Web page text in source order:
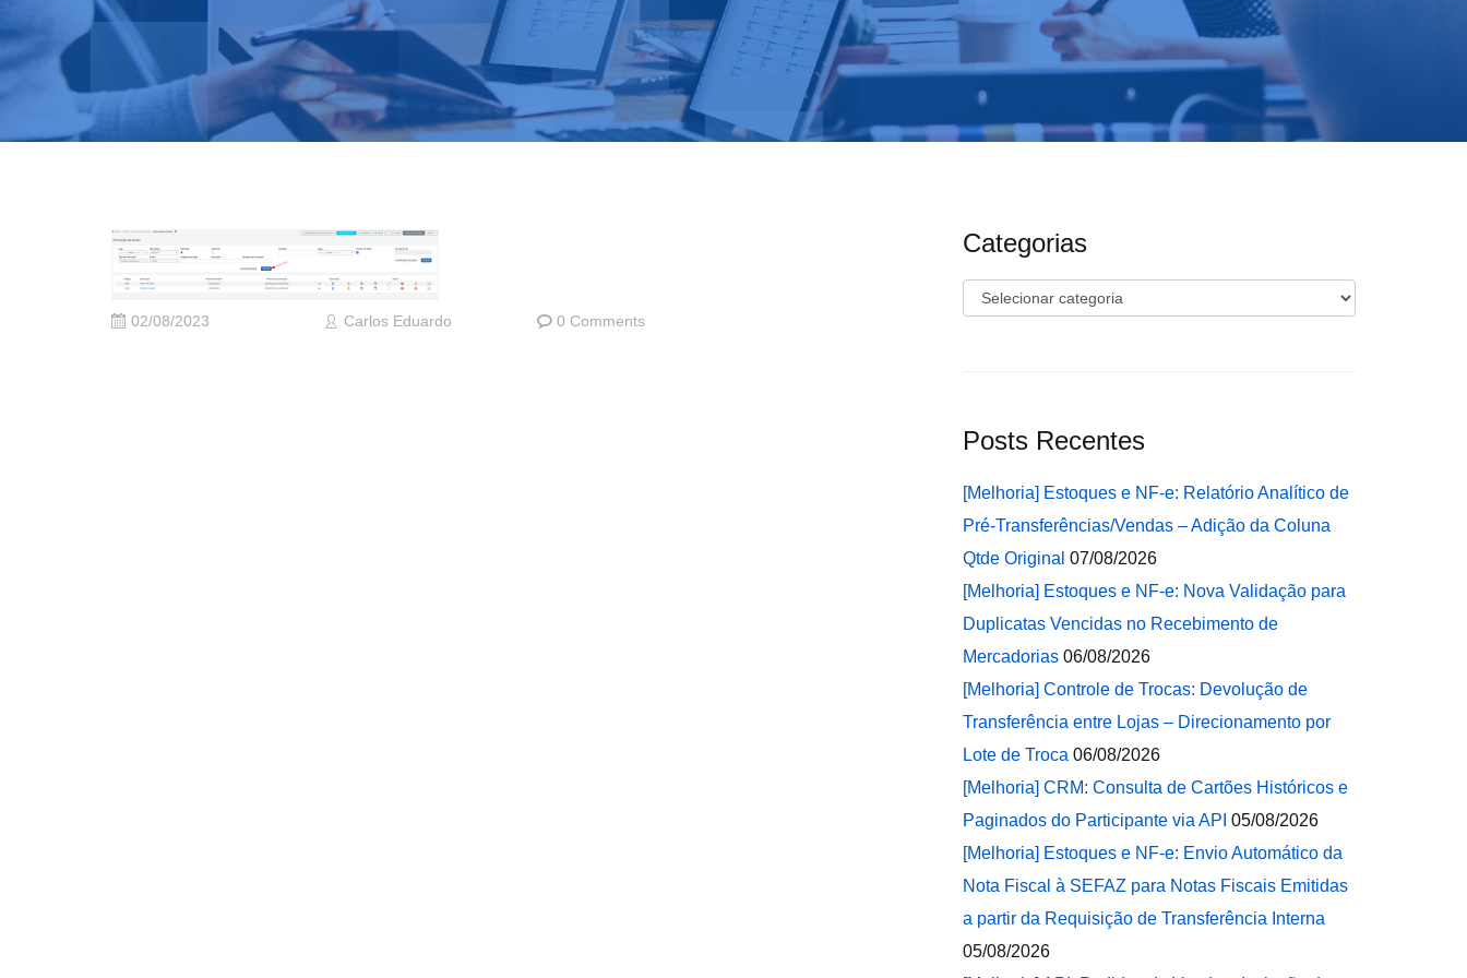
02/08/2023 Carlos Eduardo 0 Comments
Categorias
Categorias
Posts Recentes
[Melhoria] Estoques e NF-e: Relatório Analítico de
Pré-Transferências/Vendas – Adição da Coluna
Qtde Original 07/08/2026
[Melhoria] Estoques e NF-e: Nova Validação para
Duplicatas Vencidas no Recebimento de
Mercadorias 06/08/2026
[Melhoria] Controle de Trocas: Devolução de
Transferência entre Lojas – Direcionamento por
Lote de Troca 06/08/2026
[Melhoria] CRM: Consulta de Cartões Históricos e
Paginados do Participante via API 05/08/2026
[Melhoria] Estoques e NF-e: Envio Automático da
Nota Fiscal à SEFAZ para Notas Fiscais Emitidas
a partir da Requisição de Transferência Interna
05/08/2026